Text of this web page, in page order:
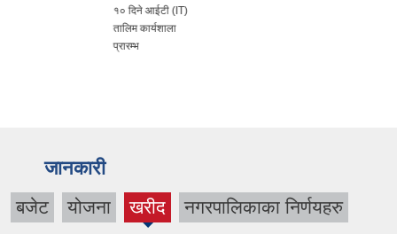
१० दिने आईटी (IT)
तालिम कार्यशाला
प्रारम्भ
जानकारी
बजेट योजना खरीद
(active
नगरपालिकाका निर्णयहरु